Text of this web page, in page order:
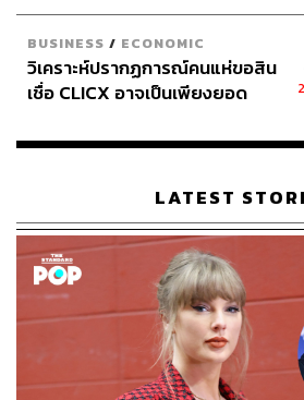
BUSINESS / ECONOMIC
วิเคราะห์ปรากฏการณ์คนแห่ขอสิน
เชื่อ CLICX อาจเป็นเพียงยอด
เรือนไทยที่ถูกซุกไว้
LATEST